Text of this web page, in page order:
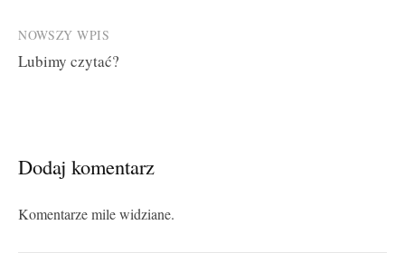
NOWSZY WPIS
Lubimy czytać?
Dodaj komentarz
Komentarze mile widziane.